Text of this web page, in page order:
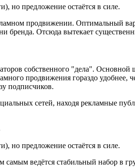
но предложение остаётся в силе.
продвижении. Оптимальный
Отсюда вытекает
собственного "дела".
продвижения гораздо
подписчиков.
сетей, находя рекламные
но предложение остаётся в силе.
самым ведётся стабильный набор в